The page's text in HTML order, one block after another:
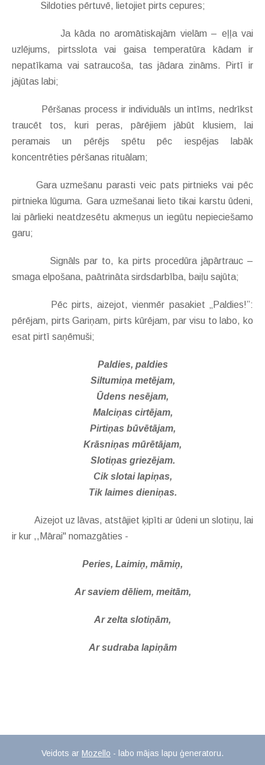
Sildoties pērtuvē, lietojiet pirts cepures;
Ja kāda no aromātiskajām vielām – eļļa vai
uzlējums, pirtsslota vai gaisa temperatūra kādam ir
nepatīkama vai satraucoša, tas jādara zināms. Pirtī ir
jājūtas labi;
Pēršanas process ir individuāls un intīms, nedrīkst
traucēt tos, kuri peras, pārējiem jābūt klusiem, lai
peramais un pērējs spētu pēc iespējas labāk
koncentrēties pēršanas rituālam;
Gara uzmešanu parasti veic pats pirtnieks vai pēc
pirtnieka lūguma. Gara uzmešanai lieto tikai karstu ūdeni,
lai pārlieki neatdzesētu akmeņus un iegūtu nepieciešamo
garu;
Signāls par to, ka pirts procedūra jāpārtrauc –
smaga elpošana, paātrināta sirdsdarbība, baiļu sajūta;
Pēc pirts, aizejot, vienmēr pasakiet „Paldies!”:
pērējam, pirts Gariņam, pirts kūrējam, par visu to labo, ko
esat pirtī saņēmuši;
Paldies, paldies
Siltumiņa metējam,
Ūdens nesējam,
Malciņas cirtējam,
Pirtiņas būvētājam,
Krāsniņas mūrētājam,
Slotiņas griezējam.
Cik slotai lapiņas,
Tik laimes dieniņas.
Aizejot uz lāvas, atstājiet ķipīti ar ūdeni un slotiņu, lai
ir kur ,,Mārai" nomazgāties -
Peries, Laimiņ, māmiņ,
Ar saviem dēliem, meitām,
Ar zelta slotiņām,
Ar sudraba lapiņām
Veidots ar Mozello - labo mājas lapu ģeneratoru.